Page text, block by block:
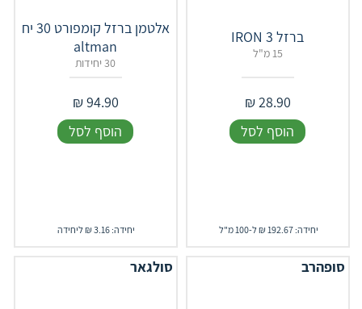
ברזל IRON 3
15 מ"ל
28.90
₪
הוסף לסל
יחידה: 192.67 ₪ ל-100 מ"ל
‏אלטמן ברזל קומפורט 30 יח
altman
30 יחידות
94.90
₪
הוסף לסל
יחידה: 3.16 ₪ ליחידה
סופהרב סולגאר